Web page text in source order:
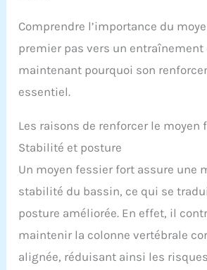
Comprendre l’importance du
premier pas vers un entraînement
maintenant pourquoi son
essentiel.
Les raisons de renforcer le moyen
Stabilité et posture
Un moyen fessier fort assure une
stabilité du bassin, ce qui se
posture améliorée. En effet, il
maintenir la colonne vertébrale
alignée, réduisant ainsi les